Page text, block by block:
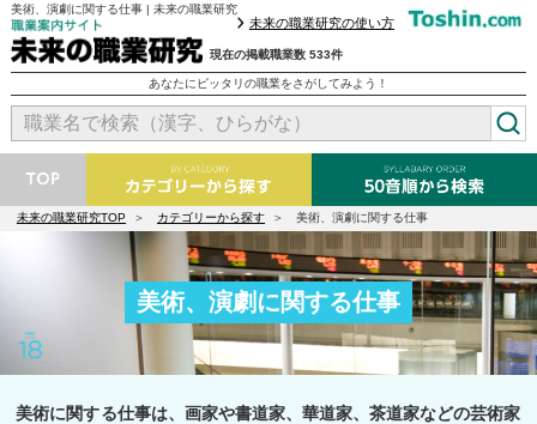
美術、演劇に関する仕事 | 未来の職業研究
現在の掲載職業数 533件
あなたにピッタリの職業をさがしてみよう！
未来の職業研究の使い方
未来の職業研究TOP カテゴリーから探す 美術、演劇に関する仕事
美術、演劇に関する仕事
美術に関する仕事は、画家や書道家、華道家、茶道家などの芸術家